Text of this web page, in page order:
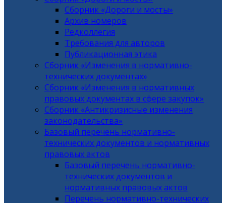
Сборник «Дороги и мосты»
Архив номеров
Редколлегия
Требования для авторов
Публикационная этика
Сборник «Изменения в нормативно-
технических документах»
Сборник «Изменения в нормативных
правовых документах в сфере закупок»
Сборник «Антикризисные изменения
законодательства»
Базовый перечень нормативно-
технических документов и нормативных
правовых актов
Базовый перечень нормативно-
технических документов и
нормативных правовых актов
Перечень нормативно-технических